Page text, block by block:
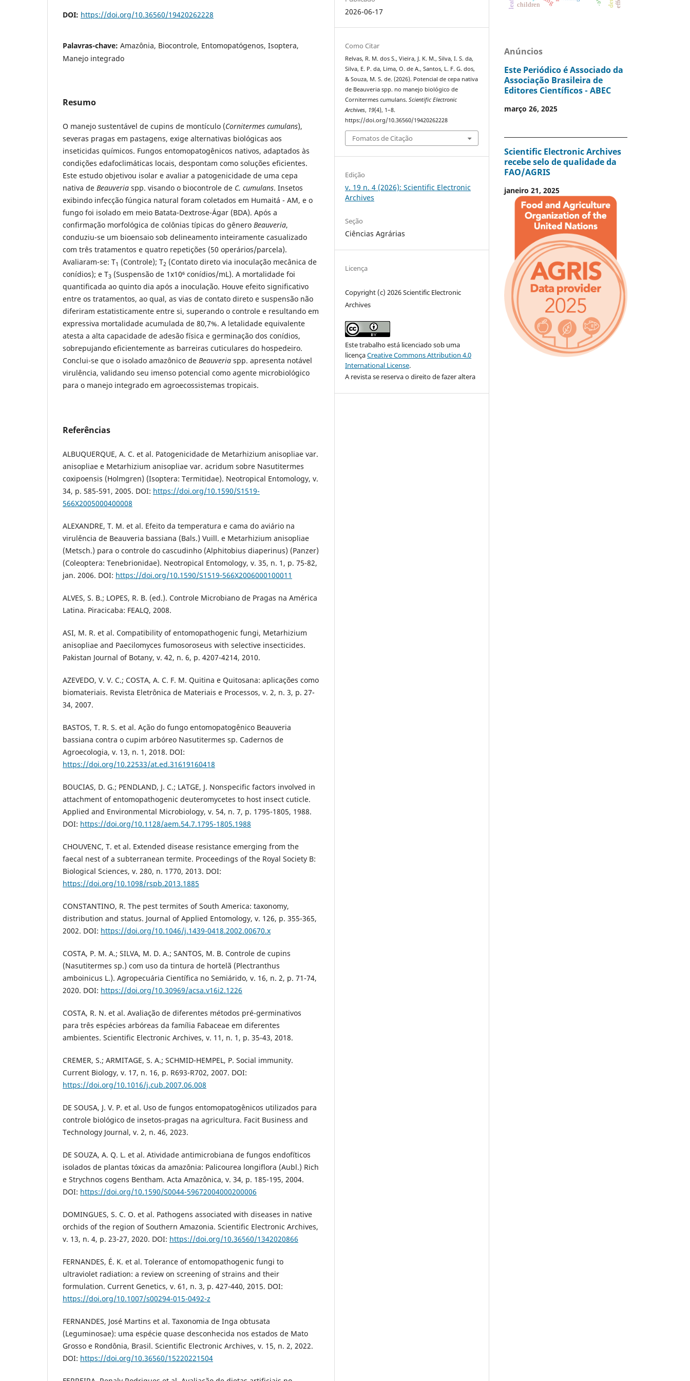
DOI: https://doi.org/10.36560/19420262228
Palavras-chave: Amazônia, Biocontrole, Entomopatógenos, Isoptera,
Manejo integrado
Resumo
O manejo sustentável de cupins de montículo (Cornitermes cumulans),
severas pragas em pastagens, exige alternativas biológicas aos
inseticidas químicos. Fungos entomopatogênicos nativos, adaptados às
condições edafoclimáticas locais, despontam como soluções eficientes.
Este estudo objetivou isolar e avaliar a patogenicidade de uma cepa
nativa de Beauveria spp. visando o biocontrole de C. cumulans. Insetos
exibindo infecção fúngica natural foram coletados em Humaitá - AM, e o
fungo foi isolado em meio Batata-Dextrose-Ágar (BDA). Após a
confirmação morfológica de colônias típicas do gênero Beauveria,
conduziu-se um bioensaio sob delineamento inteiramente casualizado
com três tratamentos e quatro repetições (50 operários/parcela).
Avaliaram-se: T1 (Controle); T2 (Contato direto via inoculação mecânica de
conídios); e T3 (Suspensão de 1x10⁶ conídios/mL). A mortalidade foi
quantificada ao quinto dia após a inoculação. Houve efeito significativo
entre os tratamentos, ao qual, as vias de contato direto e suspensão não
diferiram estatisticamente entre si, superando o controle e resultando em
expressiva mortalidade acumulada de 80,7%. A letalidade equivalente
atesta a alta capacidade de adesão física e germinação dos conídios,
sobrepujando eficientemente as barreiras cuticulares do hospedeiro.
Conclui-se que o isolado amazônico de Beauveria spp. apresenta notável
virulência, validando seu imenso potencial como agente microbiológico
para o manejo integrado em agroecossistemas tropicais.
Referências
ALBUQUERQUE, A. C. et al. Patogenicidade de Metarhizium anisopliae var.
anisopliae e Metarhizium anisopliae var. acridum sobre Nasutitermes
coxipoensis (Holmgren) (Isoptera: Termitidae). Neotropical Entomology, v.
34, p. 585-591, 2005. DOI: https://doi.org/10.1590/S1519-
566X2005000400008
ALEXANDRE, T. M. et al. Efeito da temperatura e cama do aviário na
virulência de Beauveria bassiana (Bals.) Vuill. e Metarhizium anisopliae
(Metsch.) para o controle do cascudinho (Alphitobius diaperinus) (Panzer)
(Coleoptera: Tenebrionidae). Neotropical Entomology, v. 35, n. 1, p. 75-82,
jan. 2006. DOI: https://doi.org/10.1590/S1519-566X2006000100011
ALVES, S. B.; LOPES, R. B. (ed.). Controle Microbiano de Pragas na América
Latina. Piracicaba: FEALQ, 2008.
ASI, M. R. et al. Compatibility of entomopathogenic fungi, Metarhizium
anisopliae and Paecilomyces fumosoroseus with selective insecticides.
Pakistan Journal of Botany, v. 42, n. 6, p. 4207-4214, 2010.
AZEVEDO, V. V. C.; COSTA, A. C. F. M. Quitina e Quitosana: aplicações como
biomateriais. Revista Eletrônica de Materiais e Processos, v. 2, n. 3, p. 27-
34, 2007.
BASTOS, T. R. S. et al. Ação do fungo entomopatogênico Beauveria
bassiana contra o cupim arbóreo Nasutitermes sp. Cadernos de
Agroecologia, v. 13, n. 1, 2018. DOI:
https://doi.org/10.22533/at.ed.31619160418
BOUCIAS, D. G.; PENDLAND, J. C.; LATGE, J. Nonspecific factors involved in
attachment of entomopathogenic deuteromycetes to host insect cuticle.
Applied and Environmental Microbiology, v. 54, n. 7, p. 1795-1805, 1988.
DOI: https://doi.org/10.1128/aem.54.7.1795-1805.1988
CHOUVENC, T. et al. Extended disease resistance emerging from the
faecal nest of a subterranean termite. Proceedings of the Royal Society B:
Biological Sciences, v. 280, n. 1770, 2013. DOI:
https://doi.org/10.1098/rspb.2013.1885
CONSTANTINO, R. The pest termites of South America: taxonomy,
distribution and status. Journal of Applied Entomology, v. 126, p. 355-365,
2002. DOI: https://doi.org/10.1046/j.1439-0418.2002.00670.x
COSTA, P. M. A.; SILVA, M. D. A.; SANTOS, M. B. Controle de cupins
(Nasutitermes sp.) com uso da tintura de hortelã (Plectranthus
amboinicus L.). Agropecuária Científica no Semiárido, v. 16, n. 2, p. 71-74,
2020. DOI: https://doi.org/10.30969/acsa.v16i2.1226
COSTA, R. N. et al. Avaliação de diferentes métodos pré-germinativos
para três espécies arbóreas da família Fabaceae em diferentes
ambientes. Scientific Electronic Archives, v. 11, n. 1, p. 35-43, 2018.
CREMER, S.; ARMITAGE, S. A.; SCHMID-HEMPEL, P. Social immunity.
Current Biology, v. 17, n. 16, p. R693-R702, 2007. DOI:
https://doi.org/10.1016/j.cub.2007.06.008
DE SOUSA, J. V. P. et al. Uso de fungos entomopatogênicos utilizados para
controle biológico de insetos-pragas na agricultura. Facit Business and
Technology Journal, v. 2, n. 46, 2023.
DE SOUZA, A. Q. L. et al. Atividade antimicrobiana de fungos endofíticos
isolados de plantas tóxicas da amazônia: Palicourea longiflora (Aubl.) Rich
e Strychnos cogens Bentham. Acta Amazônica, v. 34, p. 185-195, 2004.
DOI: https://doi.org/10.1590/S0044-59672004000200006
DOMINGUES, S. C. O. et al. Pathogens associated with diseases in native
orchids of the region of Southern Amazonia. Scientific Electronic Archives,
v. 13, n. 4, p. 23-27, 2020. DOI: https://doi.org/10.36560/1342020866
FERNANDES, É. K. et al. Tolerance of entomopathogenic fungi to
ultraviolet radiation: a review on screening of strains and their
formulation. Current Genetics, v. 61, n. 3, p. 427-440, 2015. DOI:
https://doi.org/10.1007/s00294-015-0492-z
FERNANDES, José Martins et al. Taxonomia de Inga obtusata
(Leguminosae): uma espécie quase desconhecida nos estados de Mato
Grosso e Rondônia, Brasil. Scientific Electronic Archives, v. 15, n. 2, 2022.
DOI: https://doi.org/10.36560/15220221504
2026-06-17
Como Citar
Relvas, R. M. dos S., Vieira, J. K. M., Silva, I. S. da,
Silva, E. P. da, Lima, O. de A., Santos, L. F. G. dos,
& Souza, M. S. de. (2026). Potencial de cepa nativa
de Beauveria spp. no manejo biológico de
Cornitermes cumulans.Scientific Electronic
Archives, 19(4), 1–8.
https://doi.org/10.36560/19420262228
Fomatos de Citação
Edição
v. 19 n. 4 (2026): Scientific Electronic
Archives
Seção
Ciências Agrárias
Licença
Copyright (c) 2026 Scientific Electronic
Archives
Este trabalho está licenciado sob uma
licençaCreative Commons Attribution 4.0
International License.
A revista se reserva o direito de fazer altera
children
Anúncios
Este Periódico é Associado da
Associação Brasileira de
Editores Científicos - ABEC
março 26, 2025
Scientific Electronic Archives
recebe selo de qualidade da
FAO/AGRIS
janeiro 21, 2025